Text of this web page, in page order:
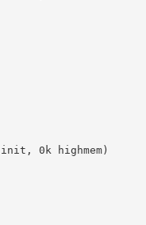
0k highmem)